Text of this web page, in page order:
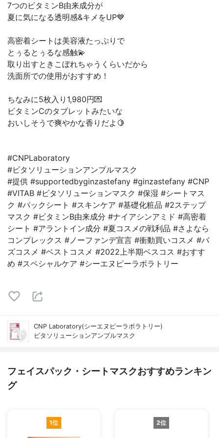
7つのビタミンB由来成分が
夏に気になる透明感&キメをUP💙
高密着シートは美容液たっぷりで
とぅるとぅるな感触💫
取り出すときこぼれちゃうくらいだから
洗面所での使用がおすすめ！
ちなみに5枚入り1,980円💌
ビタミンCのタブレットみたいな
おいしそうで爽やかな香りだよ🍋
#CNPLaboratory
#ビタソリューションアンプルマスク
#提供 #supportedbyginzastefany #ginzastefany #CNP
#VITAB #ビタソリューションマスク #保湿 #シートマス
ク #パックシート #スキンケア #基礎化粧品 #2ステップ
マスク #ビタミンB由来成分 #ナイアシンアミド #高密着
シート #アラントイン成分 #夏コスメの戦利品 #さよなら
コンプレックス #ノーファンデ宣言 #衝動買いコスメ #バ
ズコスメ #ベストコスメ #2022上半期ベスコス #おすす
め #スペシャルケア #シーエヌピーラボラトリー
CNP Laboratory(シーエヌピーラボラトリー)
ビタソリューションアンプルマスク
フェイスパック・シートマスクおすすめランキン
グ
1位 2位